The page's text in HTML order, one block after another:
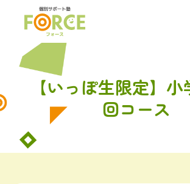
【いっぽ生限定】
回コース